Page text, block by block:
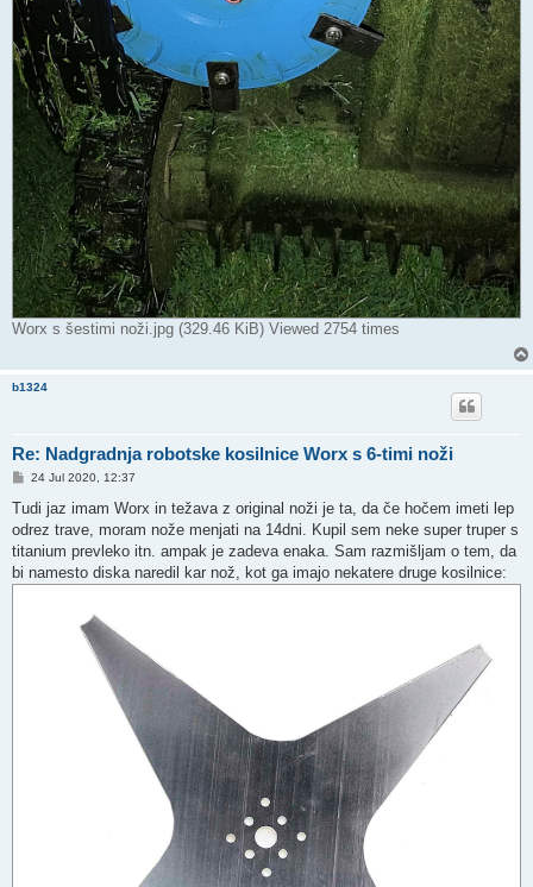
Worx s šestimi noži.jpg (329.46 KiB) Viewed 2754 times
b1324
Re: Nadgradnja robotske kosilnice Worx s 6-timi noži
P
s
24 Jul 2020, 12:37
Tudi jaz imam Worx in težava z original noži je ta, da če hočem imeti lep
odrez trave, moram nože menjati na 14dni. Kupil sem neke super truper s
titanium prevleko itn. ampak je zadeva enaka. Sam razmišljam o tem, da
bi namesto diska naredil kar nož, kot ga imajo nekatere druge kosilnice: